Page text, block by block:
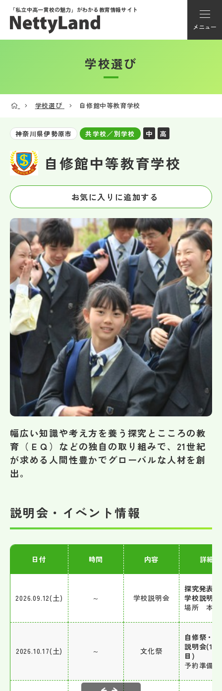
「私立中高一貫校の魅力」がわかる教育情報サイト
メニュー
アカウント登録
学校動画
私学探検隊
帰国生受験情報
説明会・イベント情報
よみもの
学校からのお知らせ
学校HP最新情報
特集
その他
お問い合わせ
個人情報保護方針
サイトマップ
運営会社
学校選び
学校選び 自修館中等教育学校
神奈川県伊勢原市 共学校／別学校 中 高
自修館中等教育学校
お気に入りに追加する
幅広い知識や考え方を養う探究とこころの教
育（ＥＱ）などの独自の取り組みで、21世紀
が求める人間性豊かでグローバルな人材を創
出。
説明会・イベント情報
日付 時間 内容 詳細
2026.09.12(土) ～ 学校説明会
探究発表
学校説明会
場所 本校
2026.10.17(土) ～ 文化祭
自修祭・
説明会(1日
目)
予約準備中